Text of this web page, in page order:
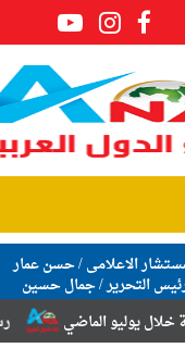
الاعلامى / حسن عمار
التحرير / جمال حسين
رسميًا
الماضي